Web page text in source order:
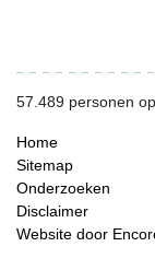
57.489 personen op
Home
Sitemap
Onderzoeken
Disclaimer
Website door